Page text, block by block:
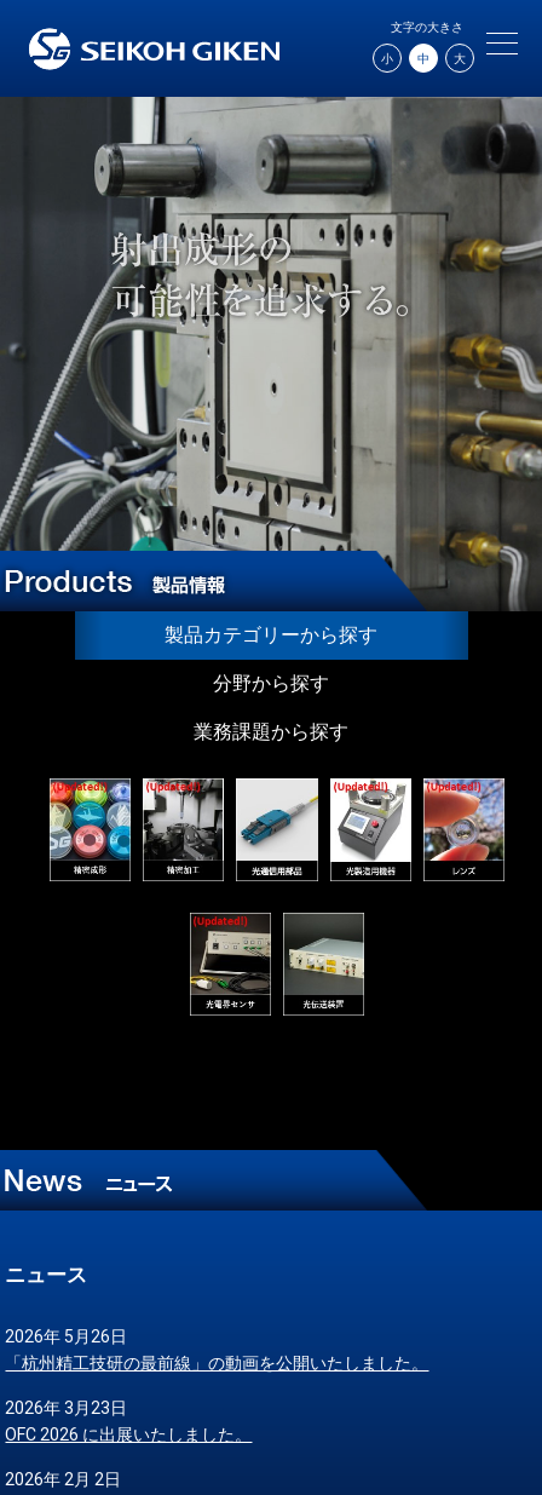
文字の大きさ
小 中 大
製品カテゴリーから探す
分野から探す
業務課題から探す
ニュース
2026年 5月26日
「杭州精工技研の最前線」の動画を公開いたしました。
2026年 3月23日
OFC 2026 に出展いたしました。
2026年 2月 2日